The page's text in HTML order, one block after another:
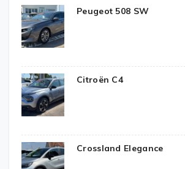
Peugeot 508 SW
Citroën C4
Crossland Elegance